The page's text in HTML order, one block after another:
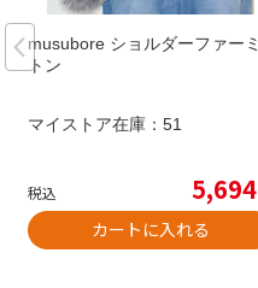
musubore ショルダーファーミ
トン
マイストア在庫： 51
税込 5,694
カートに入れる